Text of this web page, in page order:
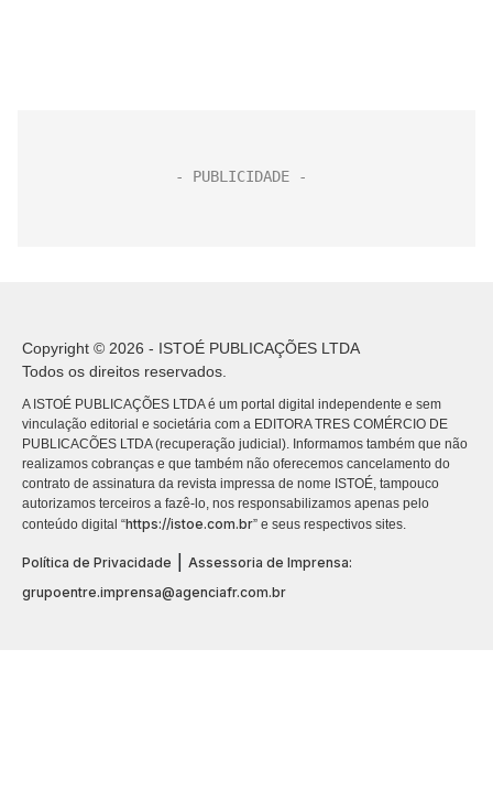
Copyright © 2026 - ISTOÉ PUBLICAÇÕES LTDA
Todos os direitos reservados.
A ISTOÉ PUBLICAÇÕES LTDA é um portal digital independente e sem
vinculação editorial e societária com a EDITORA TRES COMÉRCIO DE
PUBLICACÕES LTDA (recuperação judicial). Informamos também que não
realizamos cobranças e que também não oferecemos cancelamento do
contrato de assinatura da revista impressa de nome ISTOÉ, tampouco
autorizamos terceiros a fazê-lo, nos responsabilizamos apenas pelo
conteúdo digital “https://istoe.com.br” e seus respectivos sites.
Política de Privacidade
Assessoria de Imprensa:
grupoentre.imprensa@agenciafr.com.br